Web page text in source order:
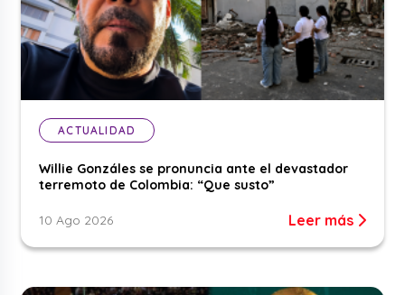
ACTUALIDAD
Willie Gonzáles se pronuncia ante el devastador
terremoto de Colombia: “Que susto”
10 Ago 2026 Leer más